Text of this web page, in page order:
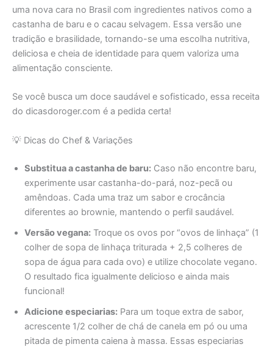
uma nova cara no Brasil com ingredientes nativos como a
castanha de baru e o cacau selvagem. Essa versão une
tradição e brasilidade, tornando-se uma escolha nutritiva,
deliciosa e cheia de identidade para quem valoriza uma
alimentação consciente.
Se você busca um doce saudável e sofisticado, essa receita
do dicasdoroger.com é a pedida certa!
💡 Dicas do Chef & Variações
Substitua a castanha de baru: Caso não encontre baru,
experimente usar castanha-do-pará, noz-pecã ou
amêndoas. Cada uma traz um sabor e crocância
diferentes ao brownie, mantendo o perfil saudável.
Versão vegana: Troque os ovos por “ovos de linhaça” (1
colher de sopa de linhaça triturada + 2,5 colheres de
sopa de água para cada ovo) e utilize chocolate vegano.
O resultado fica igualmente delicioso e ainda mais
funcional!
Adicione especiarias: Para um toque extra de sabor,
acrescente 1/2 colher de chá de canela em pó ou uma
pitada de pimenta caiena à massa. Essas especiarias